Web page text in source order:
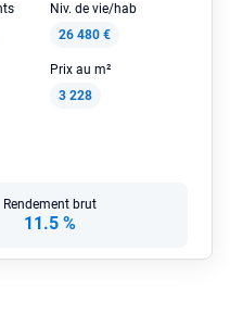
Niv. de vie/hab
26 480 €
Prix au m²
3 228
Rendement brut
11.5 %